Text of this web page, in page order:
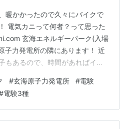
暖かかったので久々にバイクで
電気カニって何者？って思った
玄海エネルギーパーク(入場
子力発電所の隣にあります！ 近
もあるので、時間があればイカ
げてみると500kV送電鉄塔(国内
というわけで館内を周ります さ
pic.twitter.com/AlJQ39ewDo—
2023年3月12日 4号機は最近
#玄海原子力発電所 #電験
電験3種